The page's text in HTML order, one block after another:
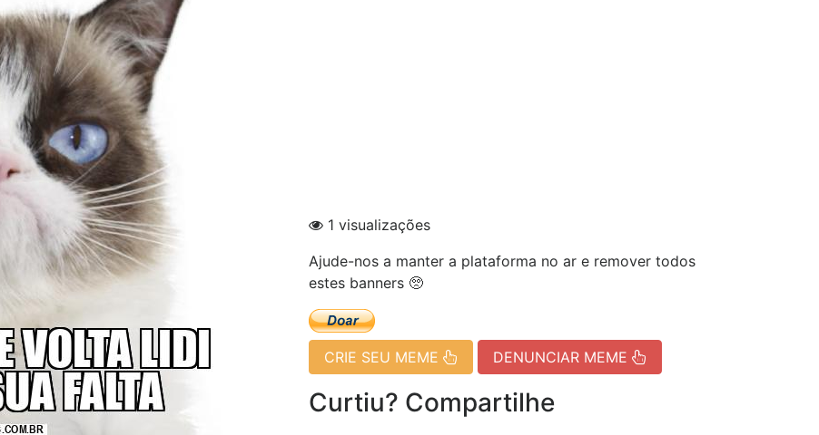
1 visualizações
Ajude-nos a manter a plataforma no ar e remover todos
estes banners 🥺
CRIE SEU MEME DENUNCIAR MEME
Curtiu? Compartilhe